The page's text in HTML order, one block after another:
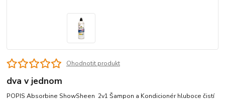
Ohodnotit produkt
dva v jednom
POPIS Absorbine ShowSheen 2v1 Šampon a Kondicionér hluboce čistí